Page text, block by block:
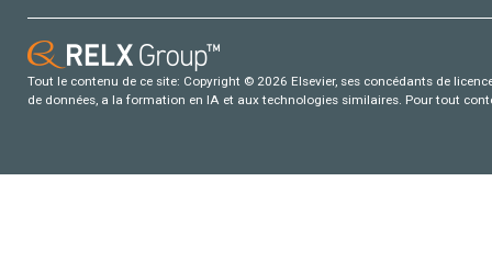
Tout le contenu de ce site: Copyright © 2026 Elsevier, ses concédants de
de données, a la formation en IA et aux technologies similaires. Pour tout